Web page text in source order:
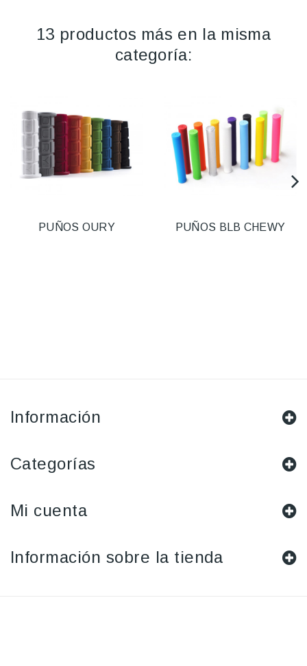
13 productos más en la misma
categoría:
PUÑOS OURY PUÑOS BLB CHEWY
Información
Categorías
Mi cuenta
Información sobre la tienda